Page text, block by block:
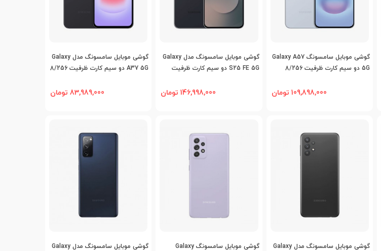
اضافه به مقایسهگوشی موبایل سامسونگ Galaxy A57
5G دو سیم کارت ظرفیت 8/256
109,898,000 تومان
اضافه به مقایسه گوشی موبایل سامسونگ مدل Galaxy
S25 FE 5G دو سیم کارت ظرفیت
146,998,000 تومان
اضافه به مقایسه گوشی موبایل سامسونگ مدل Galaxy
A37 5G دو سیم کارت ظرفیت 8/256
83,989,000 تومان
اضافه به مقایسه گوشی موبایل سامسونگ مدل Galaxy
اضافه به مقایسهگوشی موبایل سامسونگ Galaxy
اضافه به مقایسه گوشی موبایل سامسونگ مدل Galaxy